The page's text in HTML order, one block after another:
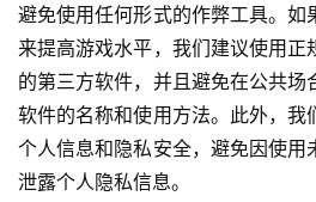
避免使用任何形式的作弊工具。如
来提高游戏水平，我们建议使用正
的第三方软件，并且避免在公共场
软件的名称和使用方法。此外，我
个人信息和隐私安全，避免因使用
泄露个人隐私信息。